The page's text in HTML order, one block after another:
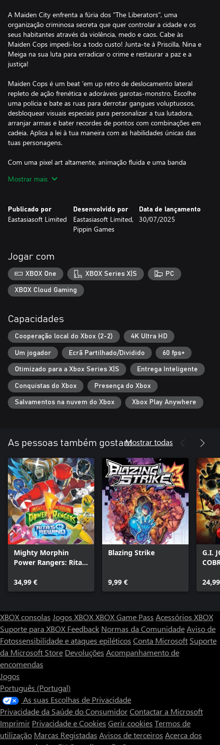
A Maiden City enfrenta a fúria dos "The Liberators", uma
organização criminosa secreta que quer controlar a cidade e os
seus habitantes através da violência, medo e caos. Cabe às
Maiden Cops impedi-los a todo custo! Junta-te à Priscilla, Nina e
Meiga na sua luta para erradicar o crime e restaurar a paz e a
justiça!
Maiden Cops é um beat 'em up retro de deslocamento lateral
repleto de ação frenética e adoráveis garotas-monstro. Escolhe
uma polícia e bate as ruas para derrotar gangues voluptuosos,
desbloquear visuais especiais para personalizar a tua lutadora,
arranjar armas e bater recordes de pontos com combinações em
cadeia. Aplica a lei à tua maneira com as habilidades únicas das
tuas personagens.
Com uma pixel art altamente, animação fluida e uma banda
Mostrar mais
Publicado por
Eastasiasoft Limited
Desenvolvido por
Eastasiasoft Limited,
Pippin Games
Data de lançamento
30/07/2025
Jogar com
XBOX One XBOX Series X|S PC
XBOX Cloud Gaming
Capacidades
Cooperação local do Xbox (2-2) 4K Ultra HD
Um jogador Ecrã Partilhado/Dividido 60 fps+
Otimizado para a Xbox Series X|S Entrega Inteligente
Conquistas do Xbox Presença do Xbox
Salvamentos na nuvem do Xbox Xbox Play Anywhere
As pessoas também gostamMostrar todas
Mighty Morphin
Power Rangers: Rita's
34,99 €
Blazing Strike
9,99 €
G.I.
XBOX consolas Jogos XBOXXBOX Game Pass Acessórios XBOX
Suporte para XBOX Feedback Normas da ComunidadeAviso de
Fotossensibilidade e ataques epiléticos Conta Microsoft Suporte
da Microsoft Store Devoluções Acompanhamento de
encomendas
Jogos
Português (Portugal)
As suas Escolhas de Privacidade
Privacidade da Saúde do ConsumidorContactar a Microsoft
Imprimir Privacidade e Cookies Gerir cookies Termos de
utilização Marcas Registadas Avisos de terceiros Acerca dos